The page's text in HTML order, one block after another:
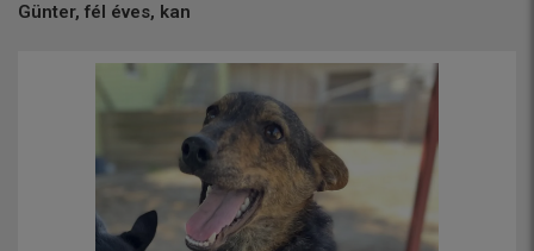
Günter, fél éves, kan